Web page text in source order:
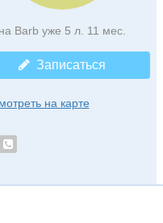
Barb уже 5 л. 11 мес.
Записаться
на карте